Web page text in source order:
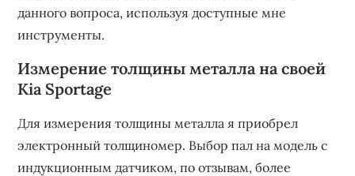
данного вопроса, используя доступные мне
инструменты.
Измерение толщины металла на своей
Kia Sportage
Для измерения толщины металла я приобрел
электронный толщиномер. Выбор пал на модель с
индукционным датчиком, по отзывам, более